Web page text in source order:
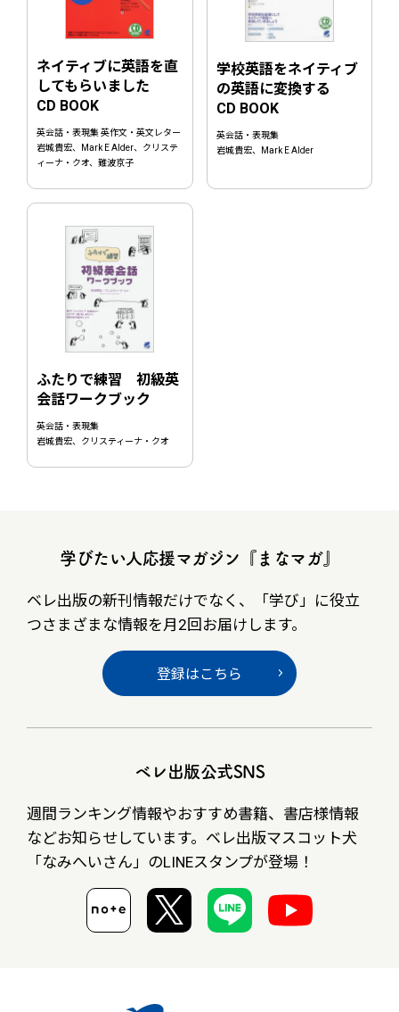
ネイティブに英語を直
してもらいました
CD BOOK
英会話・表現集 英作文・英文レター
岩城貴宏、Mark E Alder、クリステ
ィーナ・クオ、難波京子
学校英語をネイティブ
の英語に変換する
CD BOOK
英会話・表現集
岩城貴宏、Mark E Alder
ふたりで練習 初級英
会話ワークブック
英会話・表現集
岩城貴宏、クリスティーナ・クオ
学びたい人応援マガジン『まなマガ』
ベレ出版の新刊情報だけでなく、
「学び」に役立
つさまざまな情報を月2回お届けします。
登録はこちら
ベレ出版公式SNS
週間ランキング情報やおすすめ書籍、書店様情報
などお知らせしています。ベレ出版マスコット犬
「なみへいさん」のLINEスタンプが登場！